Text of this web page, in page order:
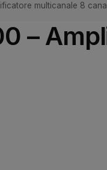
multicanale 8
–